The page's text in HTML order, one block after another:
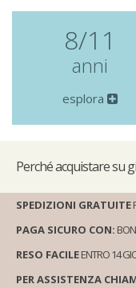
8/11
anni
esplora
Perchéacquistare su
SPEDIZIONI GRATUITE
PAGA SICURO CON:
RESO FACILEENTRO 14
PER ASSISTENZA